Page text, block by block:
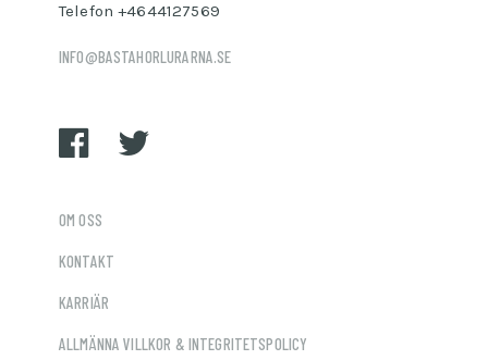
Telefon +4644127569
INFO@BASTAHORLURARNA.SE
OM OSS
KONTAKT
KARRIÄR
ALLMÄNNA VILLKOR & INTEGRITETSPOLICY